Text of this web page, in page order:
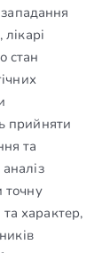
стан
прийняти
та
точну
та характер,